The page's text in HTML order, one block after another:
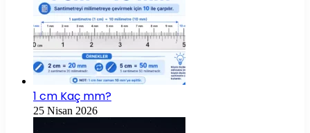
1 cm Kaç mm?
25 Nisan 2026